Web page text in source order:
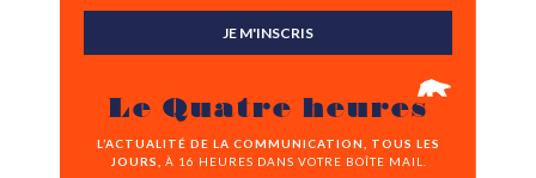
JE M'INSCRIS
Le Quatre heures
L’ACTUALITÉ DE LA COMMUNICATION, TOUS LES
JOURS,
À 16 HEURES DANS VOTRE BOÎTE MAIL.